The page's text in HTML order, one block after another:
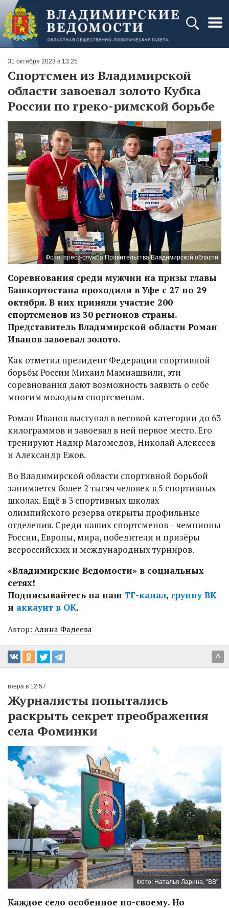
31 октября 2023 в 13:25
Спортсмен из Владимирской
области завоевал золото Кубка
России по греко-римской борьбе
Фото: пресс-служба Правительства Владимирской области
Соревнования среди мужчин на призы главы
Башкортостана проходили в Уфе с 27 по 29
октября. В них приняли участие 200
спортсменов из 30 регионов страны.
Представитель Владимирской области Роман
Иванов завоевал золото.
Как отметил президент Федерации спортивной
борьбы России Михаил Мамиашвили, эти
соревнования дают возможность заявить о себе
многим молодым спортсменам.
Роман Иванов выступал в весовой категории до 63
килограммов и завоевал в ней первое место. Его
тренируют Надир Магомедов, Николай Алексеев
и Александр Ежов.
Во Владимирской области спортивной борьбой
занимается более 2 тысяч человек в 5 спортивных
школах. Ещё в 3 спортивных школах
олимпийского резерва открыты профильные
отделения. Среди наших спортсменов – чемпионы
России, Европы, мира, победители и призёры
всероссийских и международных турниров.
«Владимирские Ведомости» в социальных
сетях!
Подписывайтесь на наш ТГ-канал, группу ВК
и аккаунт в ОК.
Автор: Алина Фадеева
^
вчера в 12:57
Журналисты попытались
раскрыть секрет преображения
села Фоминки
Фото: Наталья Ларина, "ВВ"
Каждое село особенное по-своему. Но